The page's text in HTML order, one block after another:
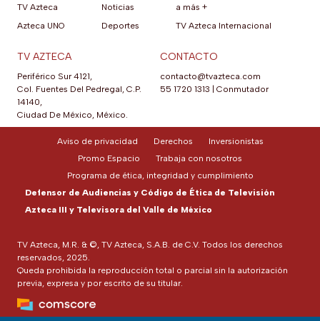
TV Azteca
Azteca UNO
Noticias
Deportes
a más +
TV Azteca Internacional
TV AZTECA
Periférico Sur 4121,
Col. Fuentes Del Pedregal, C.P.
14140,
Ciudad De México, México.
CONTACTO
contacto@tvazteca.com
55 1720 1313
Conmutador
TV Azteca, M.R. & ©, TV Azteca, S.A.B. de C.V. Todos los derechos
reservados, 2025.
Queda prohibida la reproducción total o parcial sin la autorización
previa, expresa y por escrito de su titular.
Aviso de privacidad Derechos
Inversionistas
Promo Espacio
Trabaja con nosotros
Programa de ética, integridad y cumplimiento
Defensor de Audiencias y Código de Ética de Televisión
Azteca III y Televisora del Valle de México